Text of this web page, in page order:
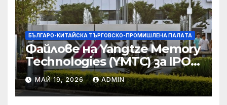
БЪЛГАРО-КИТАЙСКА ТЪРГОВСКО-ПРОМИШЛЕНА ПАЛAТА
Файлове на Yangtze Memory
Technologies (YMTC) за IPO
на STAR Market
МАЙ 19, 2026 ADMIN